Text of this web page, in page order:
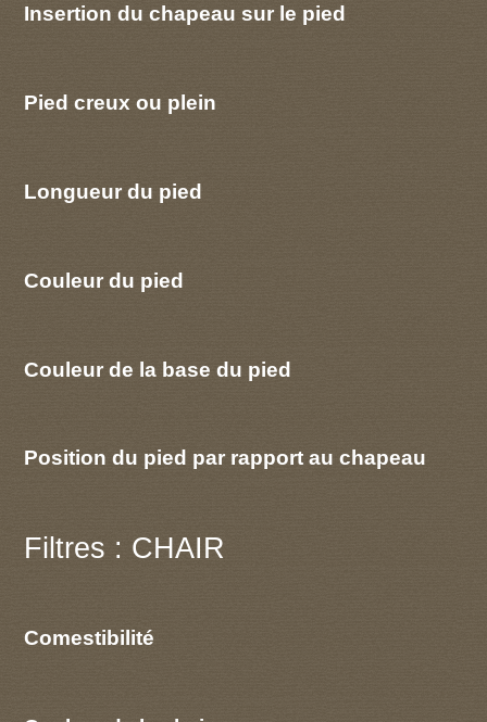
Insertion du chapeau sur le pied
Pied creux ou plein
Longueur du pied
Couleur du pied
Couleur de la base du pied
Position du pied par rapport au chapeau
Filtres : CHAIR
Comestibilité